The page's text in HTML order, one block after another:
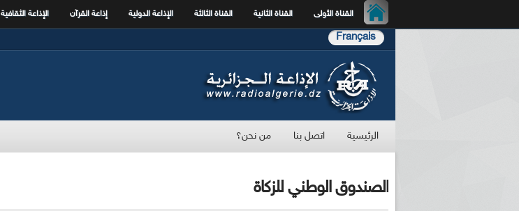
القناة الأولى القناة الثانية القناة الثالثة الإذاعة الدولية إذاعة القرآن الإذاعة الثقافية
Français
الرئيسية اتصل بنا من نحن؟
الصندوق الوطني للزكاة